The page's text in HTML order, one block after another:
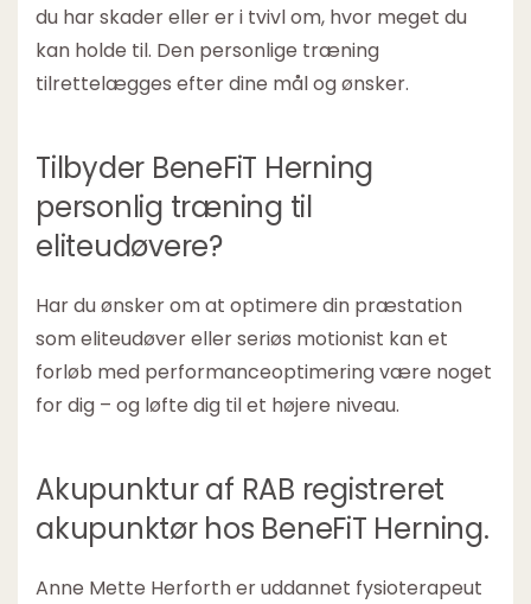
du har skader eller er i tvivl om, hvor meget du
kan holde til. Den personlige træning
tilrettelægges efter dine mål og ønsker.
Tilbyder BeneFiT Herning
personlig træning til
eliteudøvere?
Har du ønsker om at optimere din præstation
som eliteudøver eller seriøs motionist kan et
forløb med performanceoptimering være noget
for dig – og løfte dig til et højere niveau.
Akupunktur af RAB registreret
akupunktør hos BeneFiT Herning.
Anne Mette Herforth er uddannet fysioterapeut